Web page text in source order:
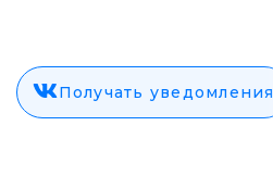
Получать уведомления